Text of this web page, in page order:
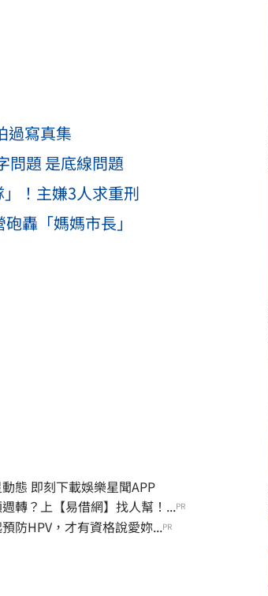
過寫真集
問題 是底線問題
！主嫌3人求重刑
轟「媽媽市長」
一手掌握明星動態 即刻下載娛樂星聞APP
轉？上【易借網】找人幫！...PR
防HPV，才有資格說愛妳...PR